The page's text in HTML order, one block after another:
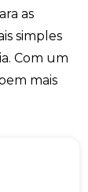
as
simples
Com um
mais